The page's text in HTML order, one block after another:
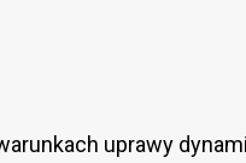
uprawy